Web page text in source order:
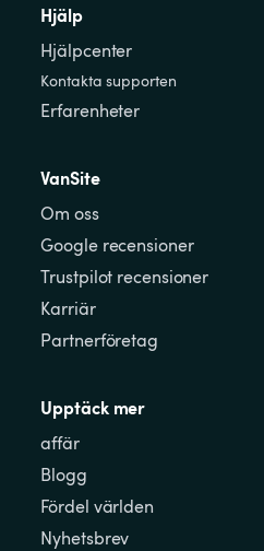
Hjälp
Hjälpcenter
Kontakta supporten
Erfarenheter
VanSite
Om oss
Google recensioner
Trustpilot recensioner
Karriär
Partnerföretag
Upptäck mer
affär
Blogg
Fördel världen
Nyhetsbrev